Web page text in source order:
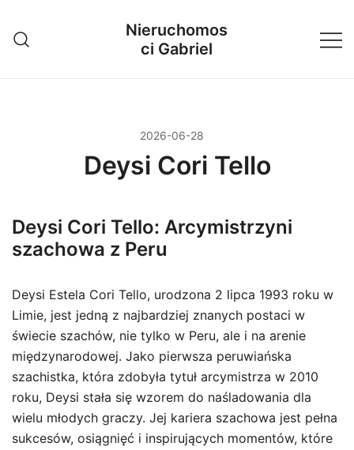
treści
Nieruchomos
ci Gabriel
2026-06-28
Deysi Cori Tello
Deysi Cori Tello: Arcymistrzyni
szachowa z Peru
Deysi Estela Cori Tello, urodzona 2 lipca 1993 roku w
Limie, jest jedną z najbardziej znanych postaci w
świecie szachów, nie tylko w Peru, ale i na arenie
międzynarodowej. Jako pierwsza peruwiańska
szachistka, która zdobyła tytuł arcymistrza w 2010
roku, Deysi stała się wzorem do naśladowania dla
wielu młodych graczy. Jej kariera szachowa jest pełna
sukcesów, osiągnięć i inspirujących momentów, które